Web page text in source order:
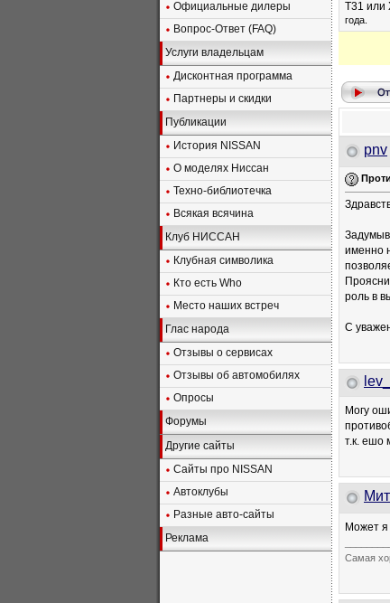
Официальные дилеры
Вопрос-Ответ (FAQ)
Услуги владельцам
Дисконтная программа
Партнеры и скидки
Публикации
История NISSAN
О моделях Ниссан
Техно-библиотечка
Всякая всячина
Клуб НИССАН
Клубная символика
Кто есть Who
Место наших встреч
Глас народа
Отзывы о сервисах
Отзывы об автомобилях
Опросы
Форумы
Другие сайты
Сайты про NISSAN
Автоклубы
Разные авто-сайты
Реклама
Т31 или
года.
pnv
именно
роль в
С
Могу
т.к. ешо
Может
Самая